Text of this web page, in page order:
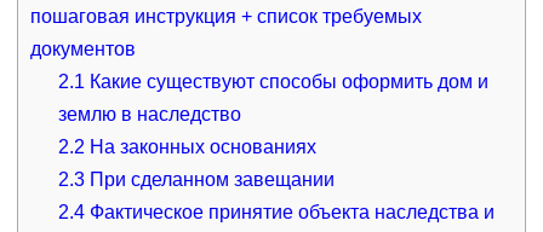
пошаговая инструкция + список требуемых
документов
2.1 Какие существуют способы оформить дом и
землю в наследство
2.2 На законных основаниях
2.3 При сделанном завещании
2.4 Фактическое принятие объекта наследства и